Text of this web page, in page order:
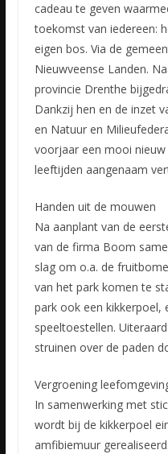
cadeau te geven
toekomst van iedereen:
eigen bos. Via de
Nieuwveense Landen.
provincie Drenthe
Dankzij hen en de inzet
en Natuur en
voorjaar een mooi
leeftijden aangenaam
Handen uit de mouwen
Na aanplant van de
van de firma Boom
slag om o.a. de
van het park komen te
park ook een kikkerpoel,
speeltoestellen.
struinen over de paden
Vergroening
In samenwerking met
wordt bij de kikkerpoel
amfibiemuur